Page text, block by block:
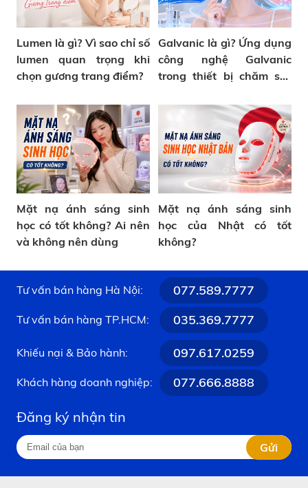
Lumen là gì? Vì sao chỉ số
lumen quan trọng khi
chọn gương trang điểm?
Galvanic là gì? Ứng dụng
công nghệ Galvanic
trong thiết bị chăm sóc
Mặt nạ ánh sáng sinh
học có tốt không? Ai nên
và không nên dùng
Mặt nạ ánh sáng sinh
học của Nhật có tốt
không?
Tư vấn bán hàng Hà Nội: 077.589.7777
Tư vấn bán hàng TP.HCM: 035.369.7777
Khiếu nại & Bảo hành: 097.617.0259
Khách hàng doanh nghiệp: 077.666.8888
Đăng ký nhận tin
Gửi